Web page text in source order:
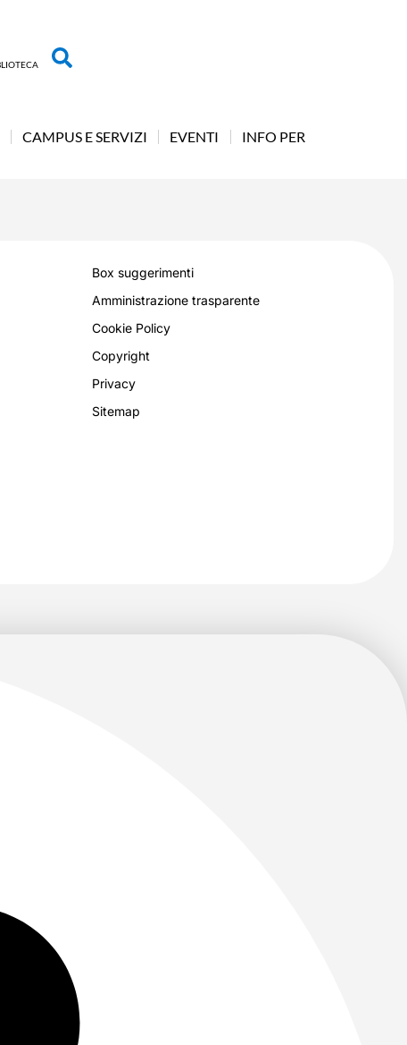
CAMPUS E SERVIZI EVENTI INFO PER
Box suggerimenti
Amministrazione trasparente
Cookie Policy
Copyright
Privacy
Sitemap